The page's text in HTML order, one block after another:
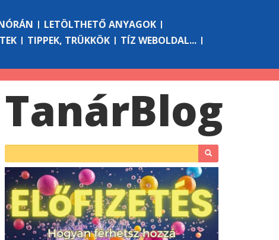
LETÖLTHETŐ ANYAGOK
TIPPEK, TRÜKKÖK
TÍZ WEBOLDAL...
TanárBlog